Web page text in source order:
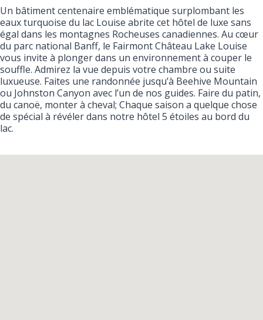
Un bâtiment centenaire emblématique surplombant les
eaux turquoise du lac Louise abrite cet hôtel de luxe sans
égal dans les montagnes Rocheuses canadiennes. Au cœur
du parc national Banff, le Fairmont Château Lake Louise
vous invite à plonger dans un environnement à couper le
souffle. Admirez la vue depuis votre chambre ou suite
luxueuse. Faites une randonnée jusqu’à Beehive Mountain
ou Johnston Canyon avec l’un de nos guides. Faire du patin,
du canoë, monter à cheval; Chaque saison a quelque chose
de spécial à révéler dans notre hôtel 5 étoiles au bord du
lac.